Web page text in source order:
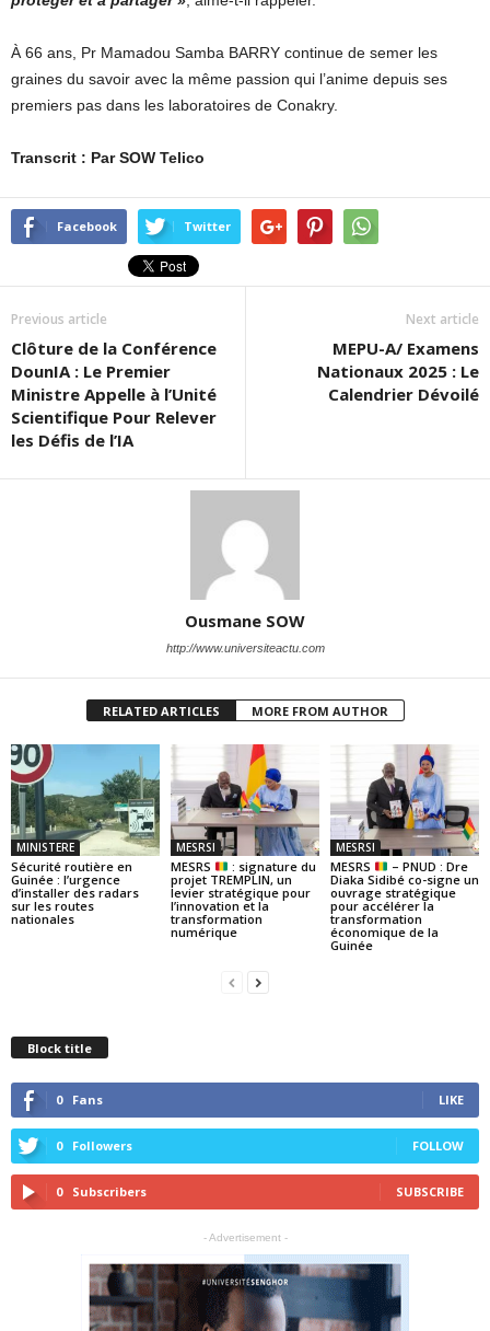
À 66 ans, Pr Mamadou Samba BARRY continue de semer les
graines du savoir avec la même passion qui l’anime depuis ses
premiers pas dans les laboratoires de Conakry.
Transcrit : Par SOW Telico
Facebook Twitter
Previous article
Clôture de la Conférence
DounIA : Le Premier
Ministre Appelle à l’Unité
Scientifique Pour Relever
les Défis de l’IA
Next article
MEPU-A/ Examens
Nationaux 2025 : Le
Calendrier Dévoilé
Ousmane SOW
http://www.universiteactu.com
RELATED ARTICLES MORE FROM AUTHOR
MINISTERE
Sécurité routière en
Guinée : l’urgence
d’installer des radars
sur les routes
nationales
MESRSI
MESRS
: signature du
projet TREMPLIN, un
levier stratégique pour
l’innovation et la
transformation
numérique
MESRSI
MESRS
– PNUD : Dre
Diaka Sidibé co-signe un
ouvrage stratégique
pour accélérer la
transformation
économique de la
Guinée
Block title
0 Fans LIKE
0 Followers FOLLOW
0 Subscribers SUBSCRIBE
- Advertisement -